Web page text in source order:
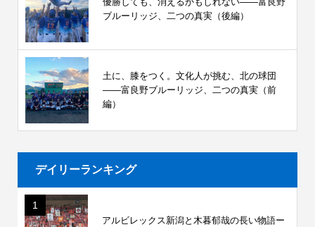
ブルーリッジ、二つの真実（後編）
土に、膝をつく。文化人が挑む、北の球団
――富良野ブルーリッジ、二つの真実（前
編）
デイリーランキング
1
アルビレックス新潟と木暮郁哉の長い物語ー